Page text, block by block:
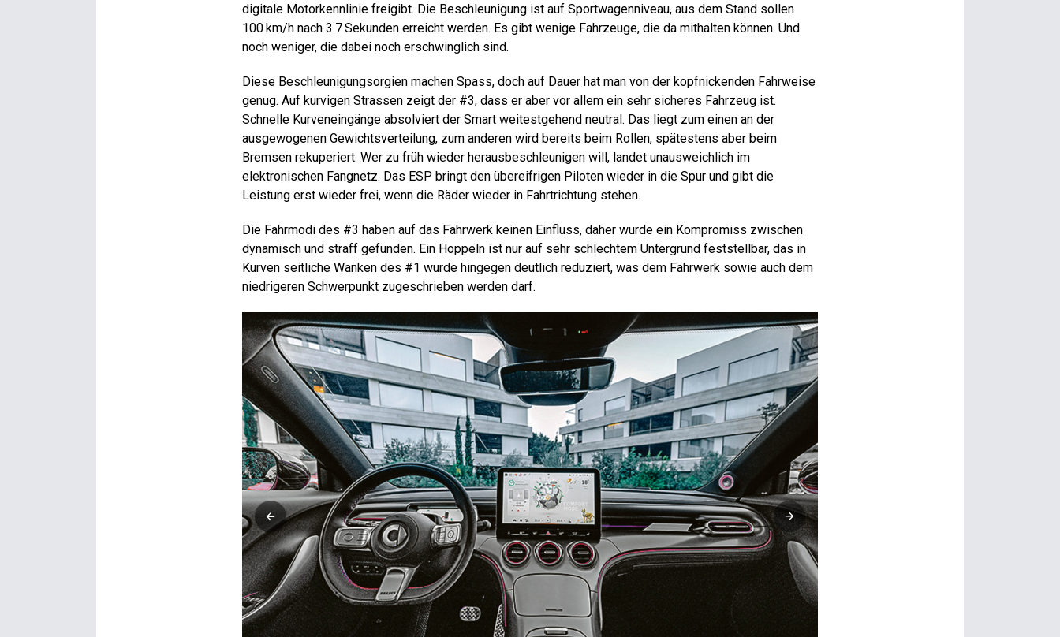
digitale Motorkennlinie freigibt. Die Beschleunigung ist auf Sportwagenniveau, aus dem Stand sollen
100 km/h nach 3.7 Sekunden erreicht werden. Es gibt wenige Fahrzeuge, die da mithalten können. Und
noch weniger, die dabei noch erschwinglich sind.
Diese Beschleunigungsorgien machen Spass, doch auf Dauer hat man von der kopfnickenden Fahrweise
genug. Auf kurvigen Strassen zeigt der #3, dass er aber vor allem ein sehr sicheres Fahrzeug ist.
Schnelle Kurveneingänge absolviert der Smart weitestgehend neutral. Das liegt zum einen an der
ausgewogenen Gewichtsverteilung, zum anderen wird bereits beim Rollen, spätestens aber beim
Bremsen rekuperiert. Wer zu früh wieder herausbeschleunigen will, landet unausweichlich im
elektronischen Fangnetz. Das ESP bringt den übereifrigen Piloten wieder in die Spur und gibt die
Leistung erst wieder frei, wenn die Räder wieder in Fahrtrichtung stehen.
Die Fahrmodi des #3 haben auf das Fahrwerk keinen Einfluss, daher wurde ein Kompromiss zwischen
dynamisch und straff gefunden. Ein Hoppeln ist nur auf sehr schlechtem Untergrund feststellbar, das in
Kurven seitliche Wanken des #1 wurde hingegen deutlich reduziert, was dem Fahrwerk sowie auch dem
niedrigeren Schwerpunkt zugeschrieben werden darf.